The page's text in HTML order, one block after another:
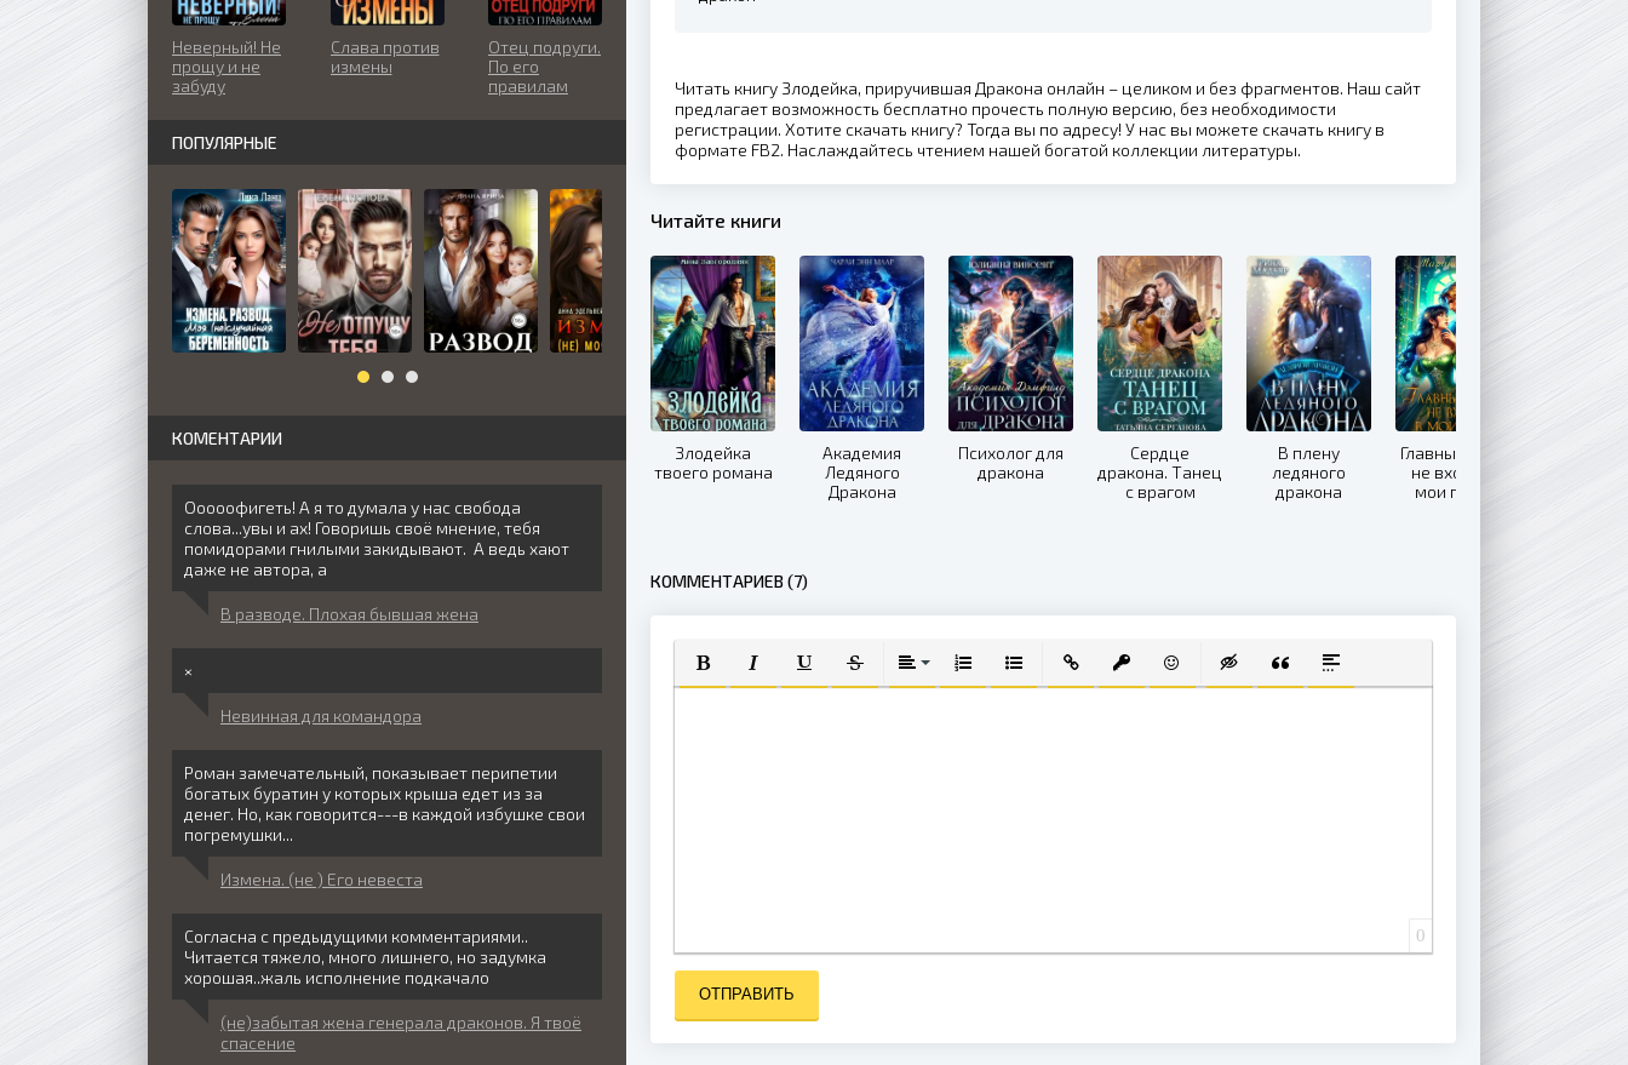
Читать книгу Злодейка, приручившая Дракона онлайн – целиком и без фрагментов. Наш сайт
предлагает возможность бесплатно прочесть полную версию, без необходимости
регистрации. Хотите скачать книгу? Тогда вы по адресу! У нас вы можете скачать книгу в
формате FB2. Наслаждайтесь чтением нашей богатой коллекции литературы.
Читайте книги
Злодейка
твоего романа
Академия
Ледяного
Дракона
Психолог для
дракона
Сердце
дракона. Танец
с врагом
В плену
ледяного
дракона
Главный герой
не входил в
мои планы
КОММЕНТАРИЕВ (7)
ПОЛУЖИРНЫЙ
КУРСИВПОДЧЕРКНУТЫЙ
ЗАЧЕРКНУТЫЙВЫРАВНИВАНИЕ
НУМЕРОВАННЫЙ СПИСОК
МАРКИРОВАННЫЙ СПИСОК
ВСТАВИТЬ ССЫЛКУ
ВСТАВИТЬ ЗАЩИЩЕННУЮ ССЫЛКУ
ВСТАВИТЬ СМАЙЛИК
ВСТАВКА СКРЫТОГО ТЕКСТА
ВСТАВКА ЦИТАТЫ
ВСТАВКА СПОЙЛЕРА
0
ОТПРАВИТЬ
Неверный! Не
прощу и не
забуду
Слава против
измены
Отец подруги.
По его
правилам
ПОПУЛЯРНЫЕ
КОМЕНТАРИИ
Ооооофигеть! А я то думала у нас свобода
слова...увы и ах! Говоришь своё мнение, тебя
помидорами гнилыми закидывают. А ведь хают
даже не автора, а
В разводе. Плохая бывшая жена
×
Невинная для командора
Роман замечательный, показывает перипетии
богатых буратин у которых крыша едет из за
денег. Но, как говорится---в каждой избушке свои
погремушки...
Измена. (не ) Его невеста
Согласна с предыдущими комментариями..
Читается тяжело, много лишнего, но задумка
хорошая..жаль исполнение подкачало
(не)забытая жена генерала драконов. Я твоё
спасение